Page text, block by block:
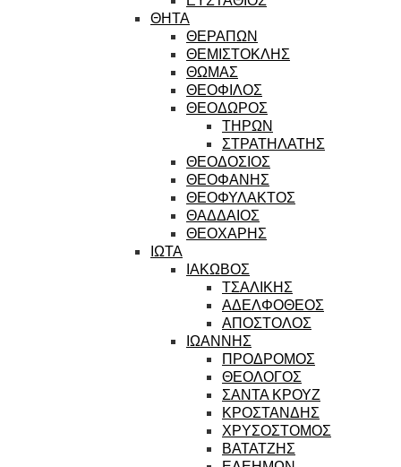
ΘΗΤΑ
ΘΕΡΑΠΩΝ
ΘΕΜΙΣΤΟΚΛΗΣ
ΘΩΜΑΣ
ΘΕΟΦΙΛΟΣ
ΘΕΟΔΩΡΟΣ
ΤΗΡΩΝ
ΣΤΡΑΤΗΛΑΤΗΣ
ΘΕΟΔΟΣΙΟΣ
ΘΕΟΦΑΝΗΣ
ΘΕΟΦΥΛΑΚΤΟΣ
ΘΑΔΔΑΙΟΣ
ΘΕΟΧΑΡΗΣ
ΙΩΤΑ
ΙΑΚΩΒΟΣ
ΤΣΑΛΙΚΗΣ
ΑΔΕΛΦΟΘΕΟΣ
ΑΠΟΣΤΟΛΟΣ
ΙΩΑΝΝΗΣ
ΠΡΟΔΡΟΜΟΣ
ΘΕΟΛΟΓΟΣ
ΣΑΝΤΑ ΚΡΟΥΖ
ΚΡΟΣΤΑΝΔΗΣ
ΧΡΥΣΟΣΤΟΜΟΣ
ΒΑΤΑΤΖΗΣ